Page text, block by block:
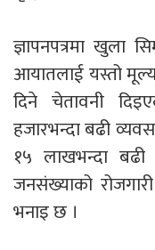
ज्ञापनपत्रमा खुला
आयातलाई यस्तो
दिने चेतावनी
हजारभन्दा बढी
१५ लाखभन्दा बढी
जनसंख्याको
भनाइ छ ।